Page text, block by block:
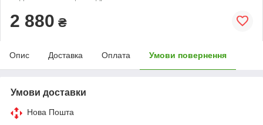
2 880 ₴
Опис Доставка Оплата Умови повернення
Умови доставки
Нова Пошта